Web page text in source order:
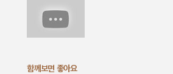
함께보면 좋아요